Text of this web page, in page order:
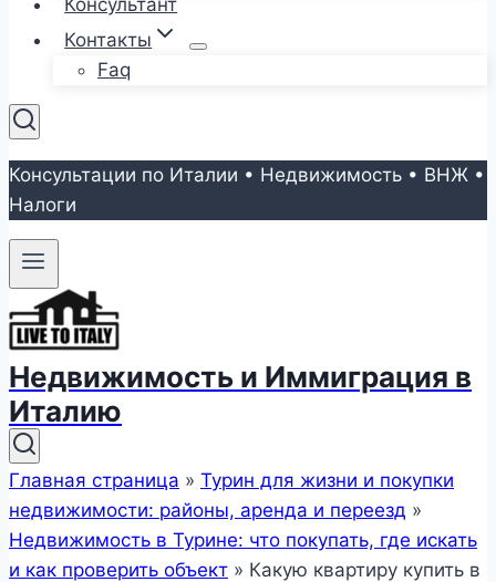
Консультант
Контакты
Faq
Консультации по Италии • Недвижимость • ВНЖ •
Налоги
Недвижимость и Иммиграция в
Италию
Главная страница » Турин для жизни и покупки
недвижимости: районы, аренда и переезд »
Недвижимость в Турине: что покупать, где искать
и как проверить объект » Какую квартиру купить в